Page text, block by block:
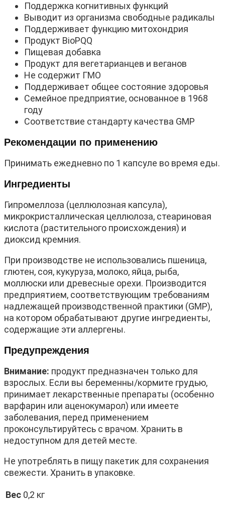
Поддержка когнитивных функций
Выводит из организма свободные радикалы
Поддерживает функцию митохондрия
Продукт BioPQQ
Пищевая добавка
Продукт для вегетарианцев и веганов
Не содержит ГМО
Поддерживает общее состояние здоровья
Семейное предприятие, основанное в 1968
году
Соответствие стандарту качества GMP
Рекомендации по применению
Принимать ежедневно по 1 капсуле во время еды.
Ингредиенты
Гипромеллоза (целлюлозная капсула),
микрокристаллическая целлюлоза, стеариновая
кислота (растительного происхождения) и
диоксид кремния.
При производстве не использовались пшеница,
глютен, соя, кукуруза, молоко, яйца, рыба,
моллюски или древесные орехи. Производится
предприятием, соответствующим требованиям
надлежащей производственной практики (GMP),
на котором обрабатывают другие ингредиенты,
содержащие эти аллергены.
Предупреждения
Внимание: продукт предназначен только для
взрослых. Если вы беременны/кормите грудью,
принимает лекарственные препараты (особенно
варфарин или аценокумарол) или имеете
заболевания, перед применением
проконсультируйтесь с врачом. Хранить в
недоступном для детей месте.
Не употреблять в пищу пакетик для сохранения
свежести. Хранить в упаковке.
Вес 0,2 кг